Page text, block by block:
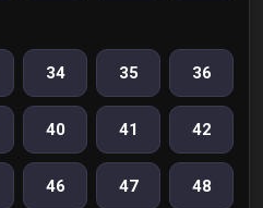
34 35 36
40 41 42
46 47 48